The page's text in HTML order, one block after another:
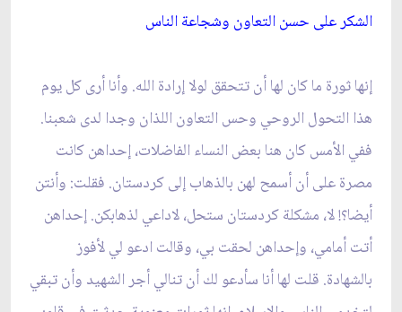
الشكر على حسن التعاون وشجاعة الناس‏
إنها ثورة ما كان لها أن تتحقق لولا إرادة الله. وأنا أرى كل يوم
هذا التحول الروحي وحس التعاون اللذان وجدا لدى شعبنا.
ففي الأمس كان هنا بعض النساء الفاضلات، إحداهن كانت
مصرة على أن أسمح لهن بالذهاب إلى كردستان. فقلت: وأنتن
أيضا؟! لا، مشكلة كردستان ستحل، لاداعي لذهابكن. إحداهن
أتت أمامي، وإحداهن لحقت بي، وقالت ادعو لي لأفوز
بالشهادة. قلت لها أنا سأدعو لك أن تنالي أجر الشهيد وأن تبقي